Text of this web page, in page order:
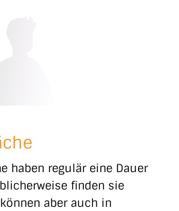
haben regulär eine Dauer
finden sie
aber auch in